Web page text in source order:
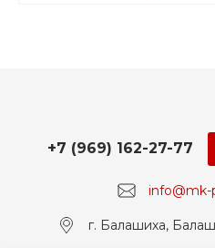
info@mk-
+7 (969) 162-27-77
г. Балашиха,